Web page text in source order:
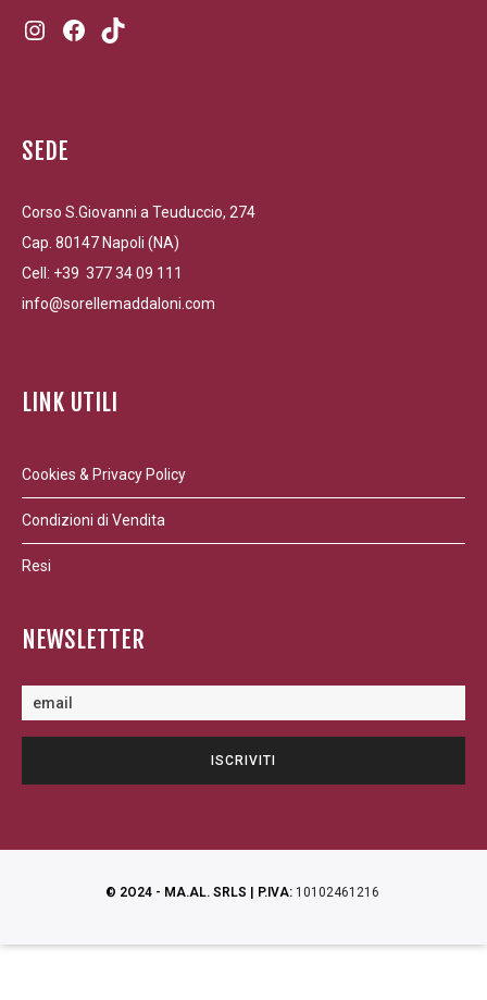
Instagram
Facebook
SEDE
Corso S.Giovanni a Teuduccio, 274
Cap. 80147 Napoli (NA)
Cell: +39 377 34 09 111
info@sorellemaddaloni.com
LINK UTILI
Cookies & Privacy Policy
Condizioni di Vendita
Resi
NEWSLETTER
© 2O24 - MA.AL. SRLS | P.IVA: 10102461216